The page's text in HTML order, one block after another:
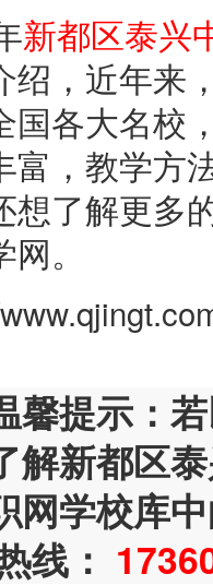
新都区泰兴
绍，近年来
国各大名校
富，教学方
想了解更多
。
馨提示：
解新都区
网学校库
线：